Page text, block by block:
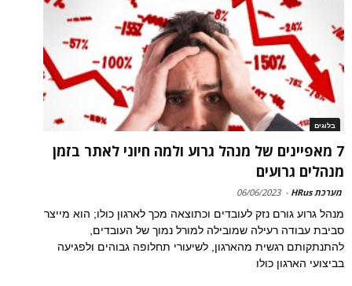
בלוגים
7 מאפיינים של מנהל גרוע ולמה חיוני לאתר בזמן
מנהלים גרועים
מערכת HRus -
06/06/2023
מנהל גרוע גורם נזק לעובדים וכתוצאה מכך לארגון כולו; הוא מייצר
סביבת עבודה רעילה שמובילה למורל נמוך של העובדים,
להתנתקותם רגשית מהארגון, לשיעורי תחלופה גבוהים ולפגיעה
בביצועי הארגון כולו